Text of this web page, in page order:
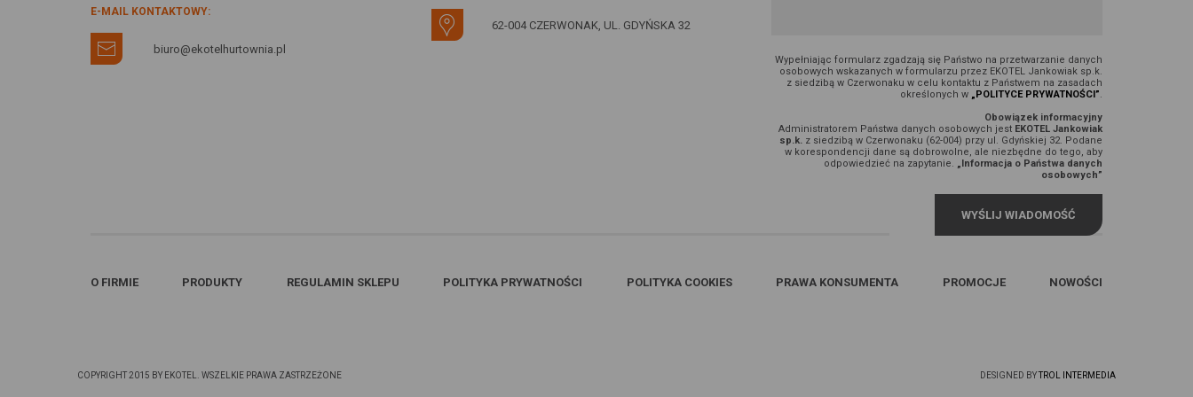
E-MAIL KONTAKTOWY:
biuro@ekotelhurtownia.pl
62-004 CZERWONAK, UL. GDYŃSKA 32
Wypełniając formularz zgadzają się Państwo na przetwarzanie danych
osobowych wskazanych w formularzu przez EKOTEL Jankowiak sp.k.
z siedzibą w Czerwonaku w celu kontaktu z Państwem na zasadach
określonych w „POLITYCE PRYWATNOŚCI”.
Obowiązek informacyjny
Administratorem Państwa danych osobowych jest EKOTEL Jankowiak
sp.k. z siedzibą w Czerwonaku (62-004) przy ul. Gdyńskiej 32. Podane
w korespondencji dane są dobrowolne, ale niezbędne do tego, aby
odpowiedzieć na zapytanie. „Informacja o Państwa danych
osobowych”
O FIRMIE PRODUKTY REGULAMIN SKLEPU POLITYKA PRYWATNOŚCI POLITYKA COOKIES PRAWA KONSUMENTA PROMOCJE NOWOŚCI
COPYRIGHT 2015 BY EKOTEL. WSZELKIE PRAWA ZASTRZEŻONE DESIGNED BYTROL INTERMEDIA